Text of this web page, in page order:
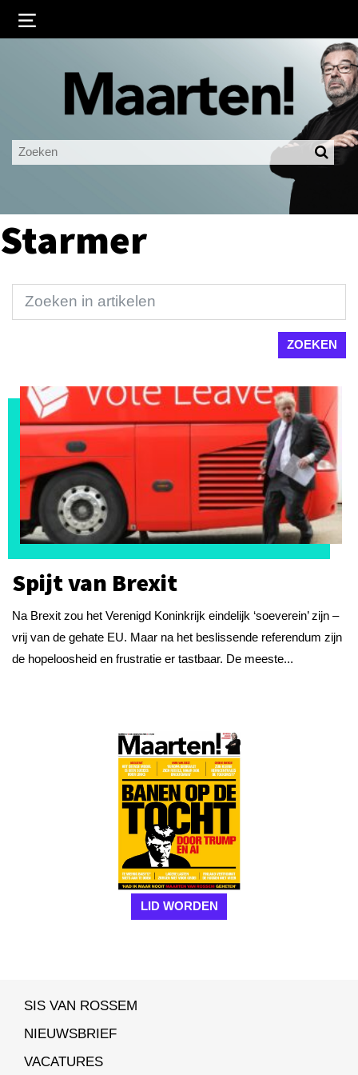
Ingelogd blijven
LOGIN
Starmer
Spijt van Brexit
Na Brexit zou het Verenigd Koninkrijk eindelijk ‘soeverein’ zijn –
vrij van de gehate EU. Maar na het beslissende referendum zijn
de hopeloosheid en frustratie er tastbaar. De meeste...
LID WORDEN
SIS VAN ROSSEM
NIEUWSBRIEF
VACATURES